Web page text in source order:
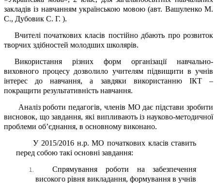
закладів із навчанням українською мовою (авт. Вашуленко М.
С., Дубовик С. Г. ).
Вчителі початкових класів постійно дбають про розвиток
творчих здібностей молодших школярів.
Використання різних форм організації навчально-
виховного процесу дозволило учителям підвищити в учнів
інтерес до навчання, а завдяки використанню ІКТ –
покращити результативність навчання.
Аналіз роботи педагогів, членів МО дає підстави зробити
висновок, що завдання, які випливають із науково-методичної
проблеми об’єднання, в основному виконано.
У 2015/2016 н.р. МО початкових класів ставить
перед собою такі основні завдання:
Спрямування роботи на забезпечення
високого рівня викладання, формування в учнів